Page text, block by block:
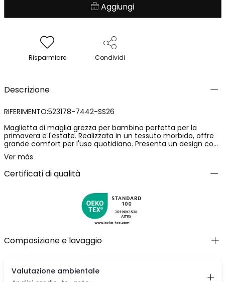
Aggiungi
Risparmiare Condividi
Descrizione
RIFERIMENTO:523178-7442-SS26
Maglietta di maglia grezza per bambino perfetta per la
primavera e l'estate. Realizzata in un tessuto morbido, offre
grande comfort per l'uso quotidiano. Presenta un design con
l'iscrizione "Summer Camp" in colori vivaci e stampe
divertenti. Disponibile in taglie da 12 mesi a 10 anni, è ideale da
abbinare a shorts o jeans. Il suo taglio senza maniche la
rende fresca e permette libertà di movimento,
Ver más
Certificati di qualità
Composizione e lavaggio